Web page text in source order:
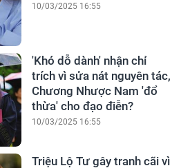
10/03/2025 16:55
'Khó dỗ dành' nhận chỉ
trích vì sửa nát nguyên tác,
Chương Nhược Nam 'đổ
thừa' cho đạo điễn?
10/03/2025 16:55
Triệu Lộ Tư gây tranh cãi vì